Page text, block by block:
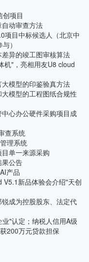
创项目
动审查方法
项目中标候选人（北京中
）
异的竣工图审核算法
机"，亮相用友U8 cloud
模型的印鉴验真方法
模型的工程图纸合规性
心办公硬件采购项目成
查系统
理系统
单一来源采购
公告
产品
V5.1新品体验会介绍"天创
成为控股股东、法定代
"认定；纳税人信用A级
200万元贷款担保